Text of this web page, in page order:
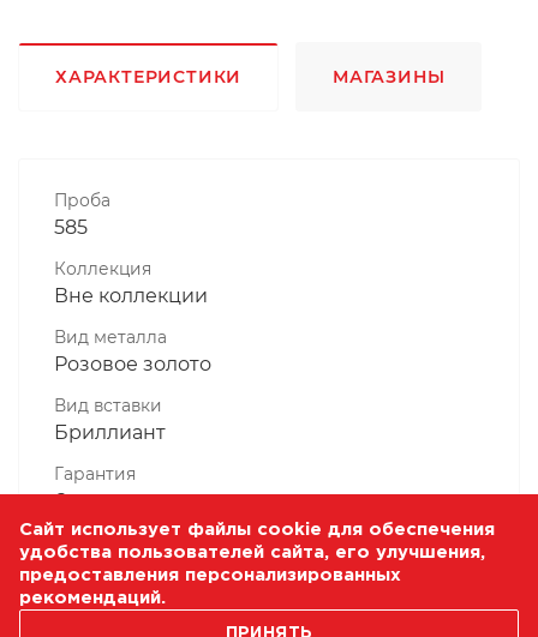
ХАРАКТЕРИСТИКИ МАГАЗИНЫ
Проба
585
Коллекция
Вне коллекции
Вид металла
Розовое золото
Вид вставки
Бриллиант
Гарантия
6 месяцев
Комплектность, шт
1 Штука
Масса, гр
Сайт использует файлы cookie для обеспечения
удобства пользователей сайта, его улучшения,
предоставления персонализированных
рекомендаций.
ПРИНЯТЬ